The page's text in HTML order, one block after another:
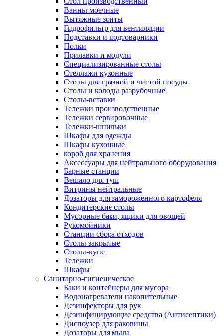
Ванны моечные
Вытяжные зонты
Гидрофильтр для вентиляции
Подставки и подтоварники
Полки
Прилавки и модули
Специализированные столы
Стеллажи кухонные
Столы для грязной и чистой посуды
Столы и колоды разрубочные
Столы-вставки
Тележки производственные
Тележки сервировочные
Тележки-шпильки
Шкафы для одежды
Шкафы кухонные
короб для хранения
Аксессуары для нейтрального оборудования
Барные станции
Вешало для туш
Витрины нейтральные
Дозаторы для замороженного картофеля
Кондитерские столы
Мусорные баки, ящики для овощей
Рукомойники
Станции сбора отходов
Столы закрытые
Столы-купе
Тележки
Шкафы
Санитарно-гигиеническое
Баки и контейнеры для мусора
Водонагреватели накопительные
Дезинфекторы для рук
Дезинфицирующие средства (Антисептики)
Диспоузер для раковины
Дозаторы для мыла